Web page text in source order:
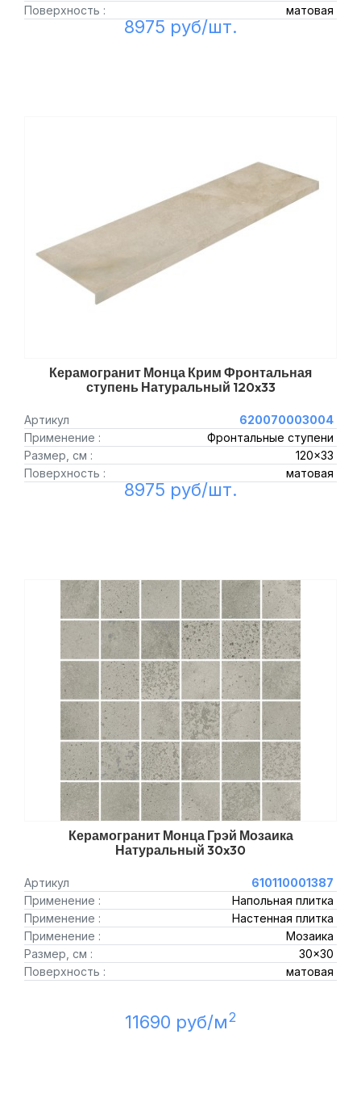
Поверхность : матовая
8975 руб/шт.
Керамогранит Монца Крим Фронтальная
ступень Натуральный 120x33
Артикул
620070003004
Применение :
Фронтальные ступени
Размер, см :
120x33
Поверхность :
матовая
8975 руб/шт.
Керамогранит Монца Грэй Мозаика
Натуральный 30x30
Артикул
610110001387
Применение :
Напольная плитка
Применение :
Настенная плитка
Применение :
Мозаика
Размер, см :
30x30
Поверхность :
матовая
11690 руб/м2